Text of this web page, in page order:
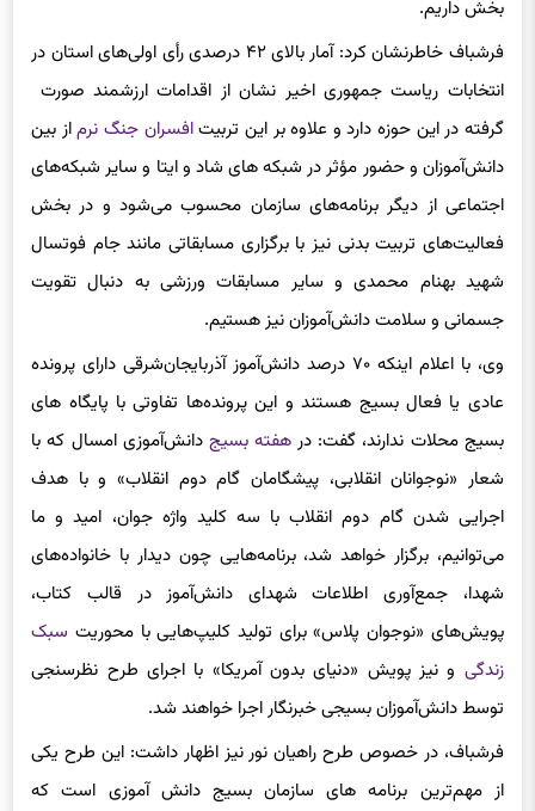
انتخابات ریاست جمهوری اخیر نشان از اقدامات ارزشمند صورت
گرفته در این حوزه دارد و علاوه بر این تربیتافسران جنگ نرماز بین
دانش‌آموزان و حضور مؤثر در شبکه های شاد وایتاو سایر شبکه‌های
اجتماعی از دیگر برنامه‌های سازمان محسوب می‌شود و در بخش
فعالیت‌های تربیت بدنی نیز با برگزاری مسابقاتی مانند جام فوتسال
شهید بهنام محمدی و سایر مسابقات ورزشی به دنبال تقویت
جسمانی و سلامت دانش‌آموزان نیز هستیم.
وی، با اعلام اینکه ۷۰ درصد دانش‌آموز آذربایجان‌شرقی دارای پرونده
عادی یا فعال بسیج هستند و این پرونده‌ها تفاوتی با پایگاه های
بسیج محلات ندارند، گفت: درهفته بسیجدانش‌آموزی امسال که با
شعار «نوجوانان انقلابی، پیشگامان گام دوم انقلاب» و با هدف
اجرایی شدن گام دوم انقلاب با سه کلید واژه جوان، امید و ما
می‌توانیم، برگزار خواهد شد، برنامه‌هایی چون دیدار با خانواده‌های
شهدا، جمع‌آوری اطلاعات شهدای دانش‌آموز در قالب کتاب،
پویش‌های «نوجوانپلاس» برای تولید کلیپ‌هایی با محوریتسبک
زندگیو نیز پویش «دنیای بدون آمریکا» با اجرای طرح نظرسنجی
توسط دانش‌آموزان بسیجی خبرنگار اجرا خواهند شد.
فرشباف، در خصوص طرح راهیان نور نیز اظهار داشت: این طرح یکی
از مهم‌ترین برنامه های سازمان بسیج دانش آموزی است که
متاسفانه با شیوع بیماری کروناامکان اعزام حضوری کاروان ها وجود